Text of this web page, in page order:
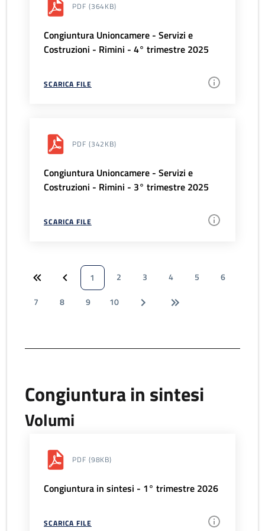
PDF (364KB)
Congiuntura Unioncamere - Servizi e
Costruzioni - Rimini - 4° trimestre 2025
SCARICA FILE
PDF (342KB)
Congiuntura Unioncamere - Servizi e
Costruzioni - Rimini - 3° trimestre 2025
SCARICA FILE
1 2 3 4 5
6
7
8 9 10
Congiuntura in sintesi
Volumi
PDF (98KB)
Congiuntura in sintesi - 1° trimestre 2026
SCARICA FILE